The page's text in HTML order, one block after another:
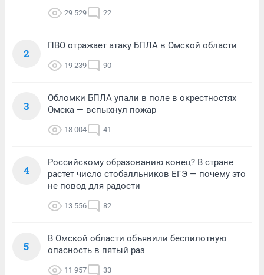
29 529 22
2
ПВО отражает атаку БПЛА в Омской области
19 239 90
3
Обломки БПЛА упали в поле в окрестностях
Омска — вспыхнул пожар
18 004 41
4
Российскому образованию конец? В стране
растет число стобалльников ЕГЭ — почему это
не повод для радости
13 556 82
5
В Омской области объявили беспилотную
опасность в пятый раз
11 957 33